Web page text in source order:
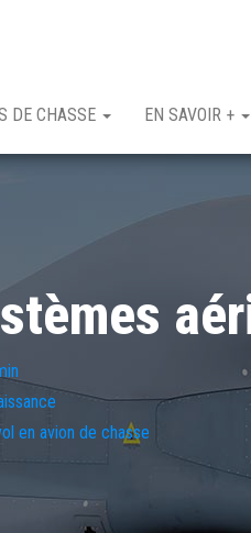
DE CHASSE EN SAVOIR +
en avion de chasse